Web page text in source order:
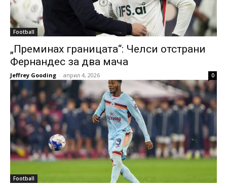
Football
„Преминах границата“: Челси отстрани
Фернандес за два мача
Jeffrey Gooding - април 4, 2026 0
Football